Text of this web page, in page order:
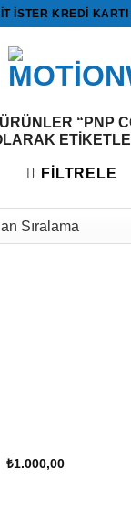
ISTER KREDİ KARTI
ÜRÜNLER “PNP
FILTRELE
₺1.000,00